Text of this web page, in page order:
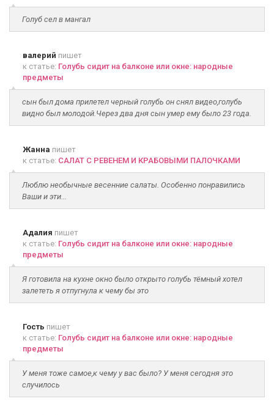
Голуб сел в мангал
валерий пишет
к статье: Голубь сидит на балконе или окне: народные
предметы
сын был дома прилетел черный голубь он снял видео,голубь
видно был молодой.Через два дня сын умер ему было 23 года.
Жанна пишет
к статье: САЛАТ С РЕВЕНЕМ И КРАБОВЫМИ ПАЛОЧКАМИ
Люблю необычные весенние салаты. Особенно понравились
Ваши и эти...
Адалия пишет
к статье: Голубь сидит на балконе или окне: народные
предметы
Я готовила на кухне окно было открыто голубь тёмный хотел
залететь я отпугнула к чему бы это
Гость пишет
к статье: Голубь сидит на балконе или окне: народные
предметы
У меня тоже самое,к чему у вас было? У меня сегодня это
случилось